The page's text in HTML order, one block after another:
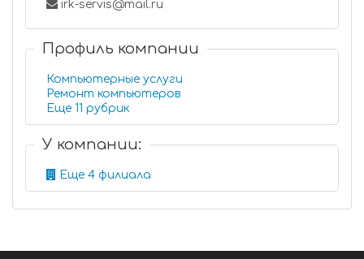
irk-servis@mail.ru
Профиль компании
Компьютерные услуги
Ремонт компьютеров
Еще 11 рубрик
У компании:
Еще 4 филиала